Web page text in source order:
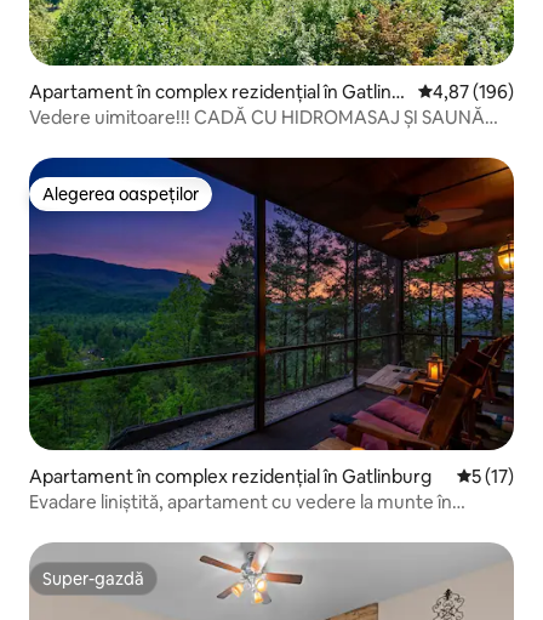
Apartament în complex rezidențial în Gatlinb
urg
Scor mediu de
4,87 (196)
Vedere uimitoare!!! CADĂ CU HIDROMASAJ ȘI SAUNĂ
Alegerea oaspeților
Alegerea oaspeților
Apartament în complex rezidențial în Gatlinburg Scor
5 (17)
Evadare liniștită, apartament cu vedere la munte în
Super-gazdă
Super-gazdă